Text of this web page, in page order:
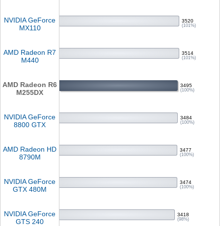
NVIDIA GeForce
MX110
3520
(101%)
AMD Radeon R7
M440
3514
(101%)
AMD Radeon R6
M255DX
3495
(100%)
NVIDIA GeForce
8800 GTX
3484
(100%)
AMD Radeon HD
8790M
3477
(100%)
NVIDIA GeForce
GTX 480M
3474
(100%)
NVIDIA GeForce
GTS 240
3418
(98%)